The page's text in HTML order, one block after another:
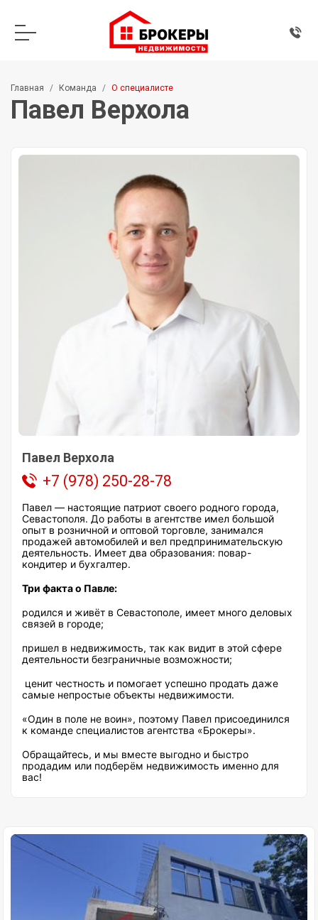
Главная Команда О специалисте
Павел Верхола
Павел Верхола
+7 (978) 250-28-78
Павел — настоящие патриот своего родного города,
Севастополя. До работы в агентстве имел большой
опыт в розничной и оптовой торговле, занимался
продажей автомобилей и вел предпринимательскую
деятельность. Имеет два образования: повар-
кондитер и бухгалтер.
Три факта о Павле:
родился и живёт в Севастополе, имеет много деловых
связей в городе;
пришел в недвижимость, так как видит в этой сфере
деятельности безграничные возможности;
ценит честность и помогает успешно продать даже
самые непростые объекты недвижимости.
«Один в поле не воин», поэтому Павел присоединился
к команде специалистов агентства «Брокеры».
Обращайтесь, и мы вместе выгодно и быстро
продадим или подберём недвижимость именно для
вас!